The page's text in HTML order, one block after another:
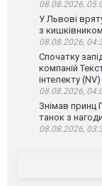
08.08.2026,
У Львові
з
08.08.2026,
Спочатку
компаній
інтелекту (NV)
08.08.2026,
Знімав принц
танок з
08.08.2026,